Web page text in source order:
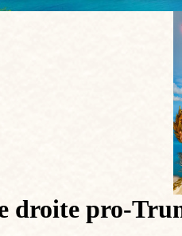
droite pro-